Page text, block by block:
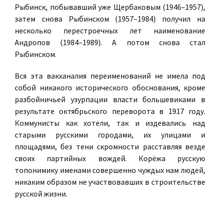
Рыбинск, побывавший уже Щербаковым (1946–1957),
затем снова Рыбинском (1957–1984) получил на
несколько перестроечных лет наименование
Андропов (1984–1989). А потом снова стал
Рыбинском.
Вся эта вакханалия переименований не имела под
собой никакого исторического обоснования, кроме
разбойничьей узурпации власти большевиками в
результате октябрьского переворота в 1917 году.
Коммунисты как хотели, так и издевались над
старыми русскими городами, их улицами и
площадями, без тени скромности расставляя везде
своих партийных вождей. Корёжа русскую
топонимику именами совершенно чуждых нам людей,
никаким образом не участвовавших в строительстве
русской жизни.